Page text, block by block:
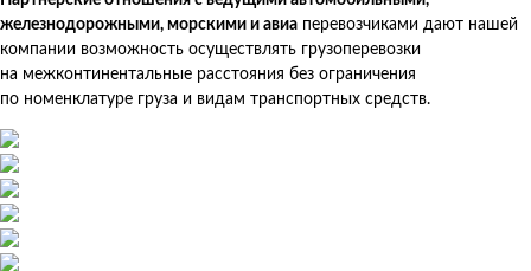
железнодорожными, морскими и авиа перевозчиками дают нашей
компании возможность осуществлять грузоперевозки
на межконтинентальные расстояния без ограничения
по номенклатуре груза и видам транспортных средств.